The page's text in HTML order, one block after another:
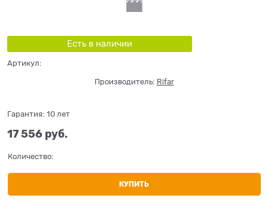
Есть в наличии
Артикул:
Производитель: Rifar
Гарантия: 10 лет
17 556 руб.
Количество:
КУПИТЬ